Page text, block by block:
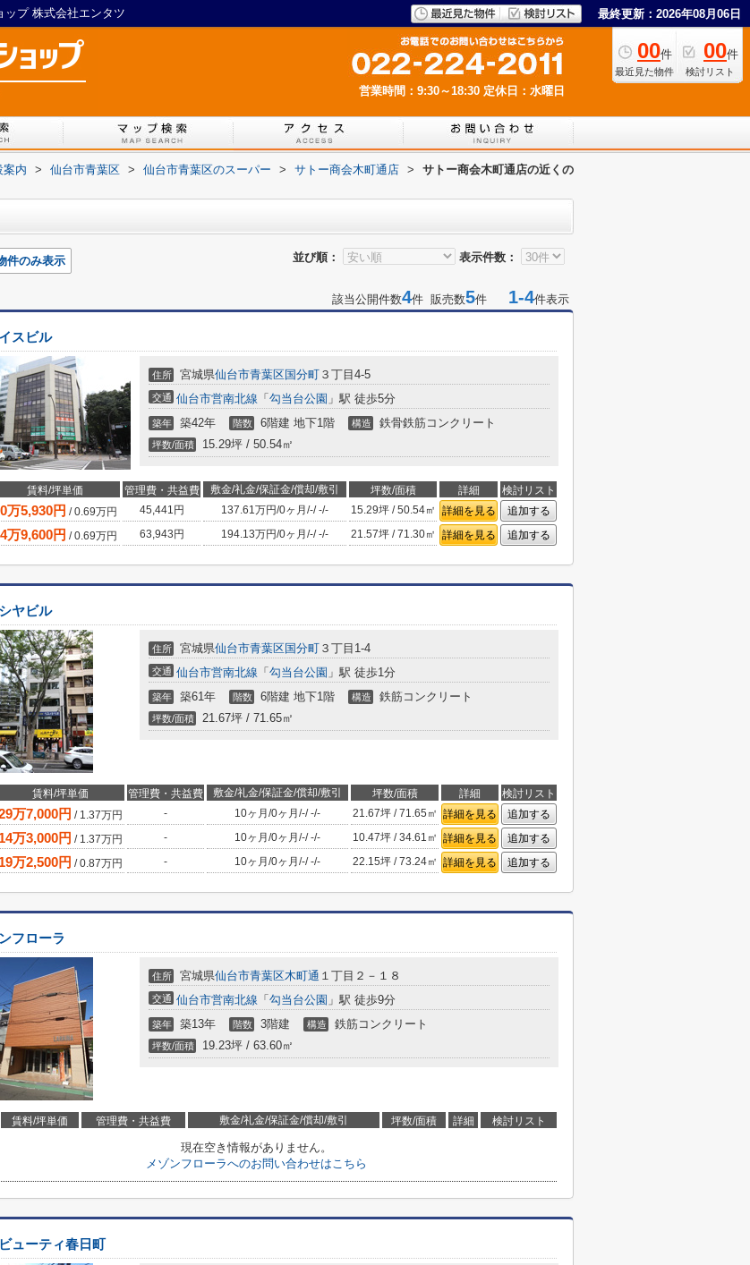
プ 株式会社エンタツ 最終更新：2026年08月06日
00件
最近見た物件
00件
検討リスト
営業時間：9:30～18:30 定休日：水曜日
案内 > 仙台市青葉区 > 仙台市青葉区のスーパー > サトー商会木町通店 >
サトー商会木町通店の近くの
並び順： 表示件数：
件のみ表示
該当公開件数4件 販売数5件 1-4件表示
スビル
住所 宮城県仙台市青葉区国分町 ３丁目4-5
交通 仙台市営南北線 「 勾当台公園 」駅 徒歩5分
築年 築42年 階数 6階建 地下1階 構造 鉄骨鉄筋コンクリート
坪数/面積 15.29坪 / 50.54㎡
賃料/坪単価 管理費・共益費 敷金/礼金/保証金/償却/敷引 坪数/面積 詳細
検討リスト
万5,930円 /0.69万円 45,441円 137.61万円/0ヶ月 /-/-/- 15.29坪 / 50.54㎡ 詳細を見る
追加する
万9,600円 /0.69万円 63,943円 194.13万円/0ヶ月 /-/-/- 21.57坪 / 71.30㎡ 詳細を見る 追加する
ヤビル
住所 宮城県仙台市青葉区国分町 ３丁目1-4
交通 仙台市営南北線 「 勾当台公園 」駅 徒歩1分
築年 築61年 階数 6階建 地下1階 構造 鉄筋コンクリート
坪数/面積 21.67坪 / 71.65㎡
賃料/坪単価 管理費・共益費 敷金/礼金/保証金/償却/敷引 坪数/面積 詳細
検討リスト
万7,000円 / 1.37万円 - 10ヶ月 /0ヶ月 /-/-/- 21.67坪 / 71.65㎡ 詳細を見る
追加する
14万3,000円 / 1.37万円 - 10ヶ月 /0ヶ月 /-/-/- 10.47坪 / 34.61㎡ 詳細を見る
追加する
19万2,500円 /0.87万円 - 10ヶ月 /0ヶ月 /-/-/- 22.15坪 / 73.24㎡ 詳細を見る 追加する
フローラ
住所 宮城県仙台市青葉区木町通 １丁目２－１８
交通 仙台市営南北線 「 勾当台公園 」駅 徒歩9分
築年 築13年 階数 3階建 構造 鉄筋コンクリート
坪数/面積 19.23坪 / 63.60㎡
賃料/坪単価 管理費・共益費 敷金/礼金/保証金/償却/敷引 坪数/面積 詳細 検討リスト
現在空き情報がありません。
メゾンフローラへのお問い合わせはこちら
ューティ春日町